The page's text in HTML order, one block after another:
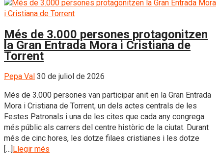
Més de 3.000 persones protagonitzen
la Gran Entrada Mora i Cristiana de
Torrent
Pepa Val 30 de juliol de 2026
Més de 3.000 persones van participar anit en la Gran Entrada
Mora i Cristiana de Torrent, un dels actes centrals de les
Festes Patronals i una de les cites que cada any congrega
més públic als carrers del centre històric de la ciutat. Durant
més de cinc hores, les dotze filaes cristianes i les dotze
[…] Llegir més